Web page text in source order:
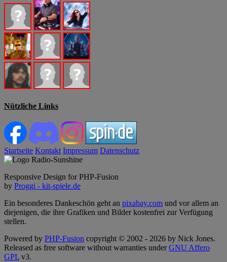
Nützliche Links
Startseite Kontakt Impressum Datenschutz
Responsive Design for PHP-Fusion
by Proggi - kit-spiele.de
Ein besonderes Dankeschön geht an pixabay.com und vor allem an
diejenigen, die ihre Grafiken und Bilder kostenfrei zur Verfügung
stellen.
Powered by PHP-Fusion copyright © 2002 - 2026 by Nick Jones.
Released as free software without warranties underGNU Affero
GPL v3.